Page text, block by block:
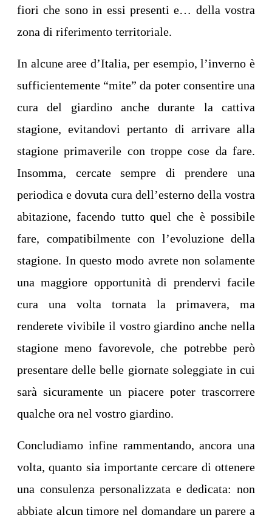
fiori che sono in essi presenti e… della vostra
zona di riferimento territoriale.
In alcune aree d’Italia, per esempio, l’inverno è
sufficientemente “mite” da poter consentire una
cura del giardino anche durante la cattiva
stagione, evitandovi pertanto di arrivare alla
stagione primaverile con troppe cose da fare.
Insomma, cercate sempre di prendere una
periodica e dovuta cura dell’esterno della vostra
abitazione, facendo tutto quel che è possibile
fare, compatibilmente con l’evoluzione della
stagione. In questo modo avrete non solamente
una maggiore opportunità di prendervi facile
cura una volta tornata la primavera, ma
renderete vivibile il vostro giardino anche nella
stagione meno favorevole, che potrebbe però
presentare delle belle giornate soleggiate in cui
sarà sicuramente un piacere poter trascorrere
qualche ora nel vostro giardino.
Concludiamo infine rammentando, ancora una
volta, quanto sia importante cercare di ottenere
una consulenza personalizzata e dedicata: non
abbiate alcun timore nel domandare un parere a